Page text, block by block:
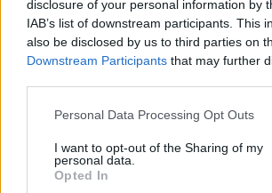
disclosure of your personal information by
IAB’s list of downstream participants. This
also be disclosed by us to third parties on
Downstream Participants that may further
Please note that this website/app uses one
not limited to your visit or usage behaviour.
grant or deny consent to Google and its
use your data for below specified purposes
Personal Data Processing Opt Outs
I want to opt-out of the Sharing of my
personal data.
Opted In
csúsznak bele páros lábbal, és vihognak
sikertelenségén a vb kapcsán.. Értjük
gyucsányista és sorosista, globalista,
van hatalmon az eddig megszokott